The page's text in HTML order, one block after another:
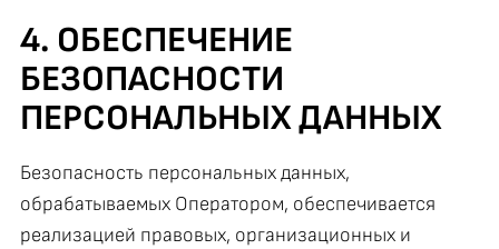
4. ОБЕСПЕЧЕНИЕ
БЕЗОПАСНОСТИ
ПЕРСОНАЛЬНЫХ ДАННЫХ
Безопасность персональных данных,
обрабатываемых Оператором, обеспечивается
реализацией правовых, организационных и